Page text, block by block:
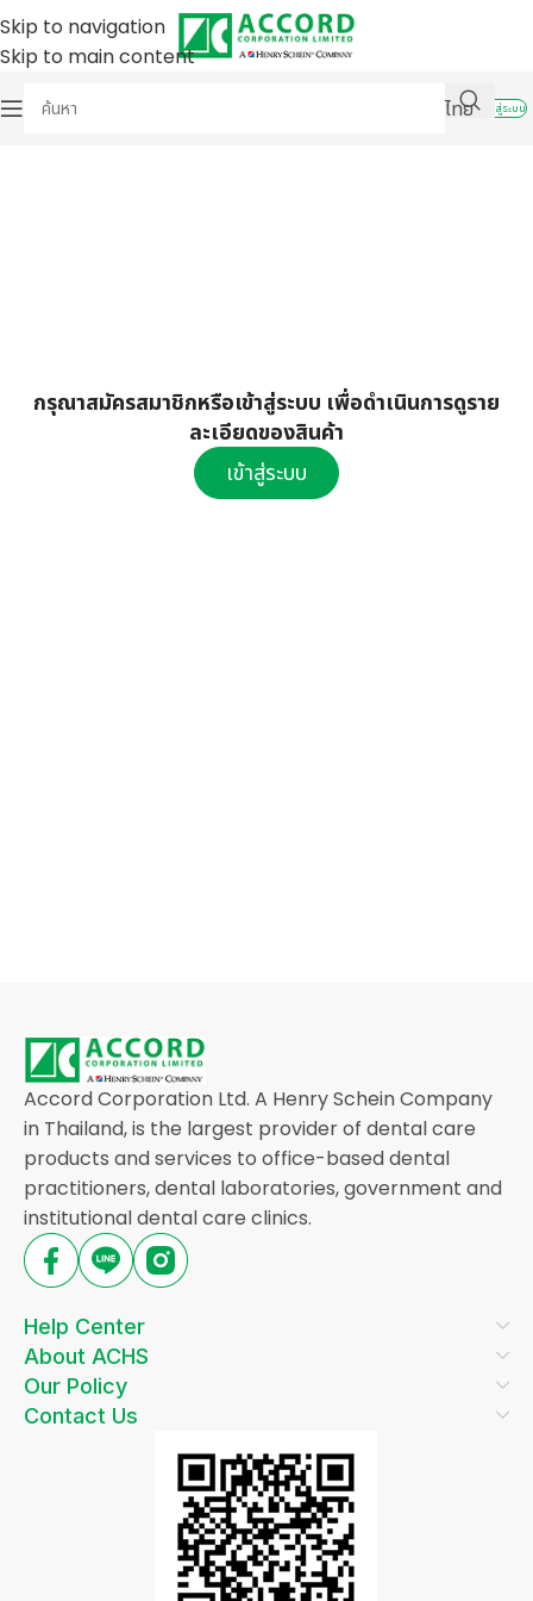
Skip to navigation
Skip to main content
ไทย
เข้าสู่ระบบ
กรุณาสมัครสมาชิกหรือเข้าสู่ระบบ เพื่อดำเนินการดูราย
ละเอียดของสินค้า
เข้าสู่ระบบ
Accord Corporation Ltd. A Henry Schein Company
in Thailand, is the largest provider of dental care
products and services to office-based dental
practitioners, dental laboratories, government and
institutional dental care clinics.
Help Center
About ACHS
Our Policy
Contact Us